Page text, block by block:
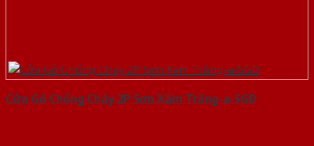
Cửa Gỗ Chống Cháy 2P Sơn Xám Trắng-a-SGD